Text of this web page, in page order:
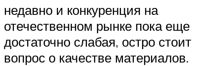
недавно и конкуренция на
отечественном рынке пока еще
достаточно слабая, остро стоит
вопрос о качестве материалов.